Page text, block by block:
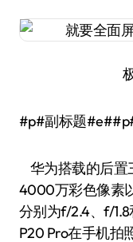
#p#副标题
华为搭载的后置
4000万彩色像素
分别为f/2.4、f/
P20 Pro在手机拍